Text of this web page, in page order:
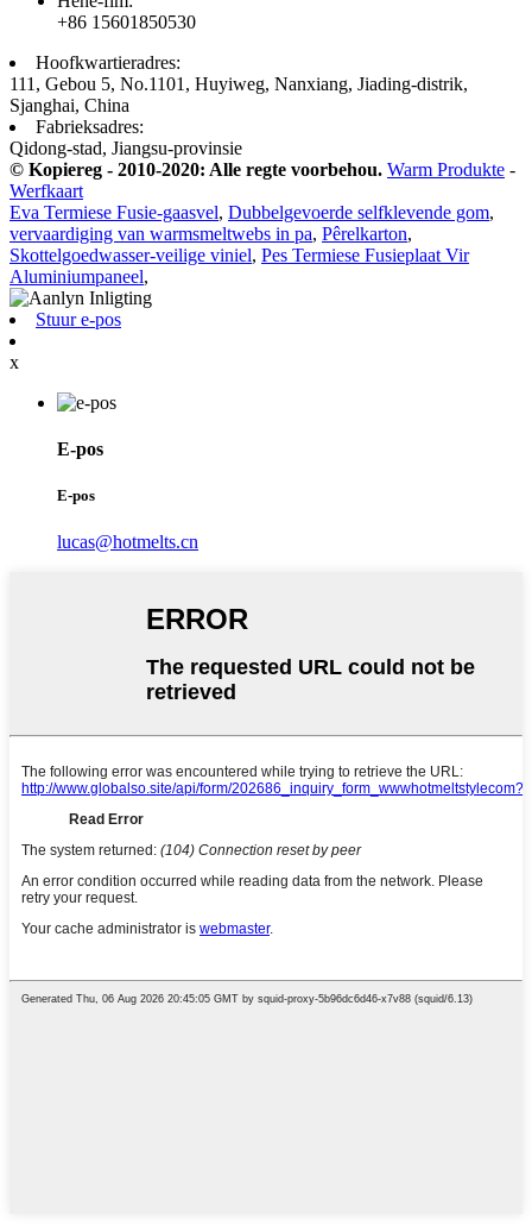
+86 15601850530
Hoofkwartieradres:
111, Gebou 5, No.1101, Huyiweg, Nanxiang, Jiading-distrik,
Sjanghai, China
Fabrieksadres:
Qidong-stad, Jiangsu-provinsie
© Kopiereg - 2010-2020: Alle regte voorbehou. Warm Produkte -
Werfkaart
Eva Termiese Fusie-gaasvel, Dubbelgevoerde selfklevende gom,
vervaardiging van warmsmeltwebs in pa, Pêrelkarton,
Skottelgoedwasser-veilige viniel, Pes Termiese Fusieplaat Vir
Aluminiumpaneel,
Stuur e-pos
x
E-pos
E-pos
lucas@hotmelts.cn